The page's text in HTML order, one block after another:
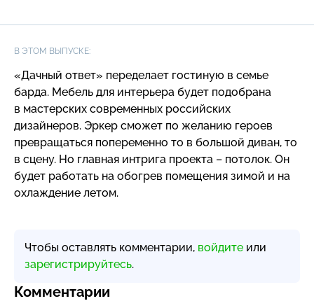
В ЭТОМ ВЫПУСКЕ:
«Дачный ответ» переделает гостиную в семье
барда. Мебель для интерьера будет подобрана
в мастерских современных российских
дизайнеров. Эркер сможет по желанию героев
превращаться попеременно то в большой диван, то
в сцену. Но главная интрига проекта – потолок. Он
будет работать на обогрев помещения зимой и на
охлаждение летом.
Чтобы оставлять комментарии, войдите или
зарегистрируйтесь.
Комментарии